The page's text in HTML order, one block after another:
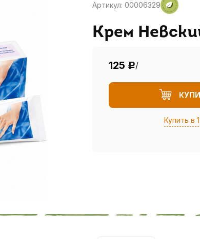
Артикул: 00006329
Крем
125 Р/
Купить в